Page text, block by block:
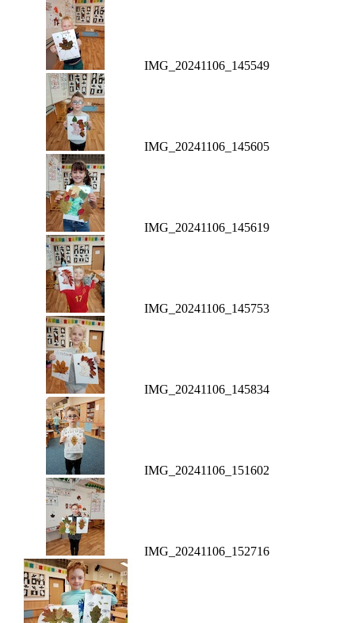
IMG_20241106_145549
IMG_20241106_145605
IMG_20241106_145619
IMG_20241106_145753
IMG_20241106_145834
IMG_20241106_151602
IMG_20241106_152716